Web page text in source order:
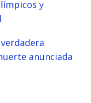
y
verdadera
anunciada